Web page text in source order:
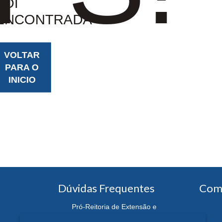
VOLTAR
PARA O
INICIO
Dúvidas Frequentes
Pró-Reitoria de Extensão e